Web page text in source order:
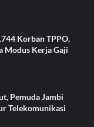
Korban TPPO,
Modus Kerja Gaji
Pemuda Jambi
Telekomunikasi